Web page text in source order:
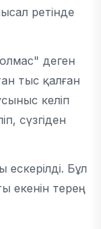
ретінде
деген
тыс қалған
келіп
сүзгіден
Бұл
терең